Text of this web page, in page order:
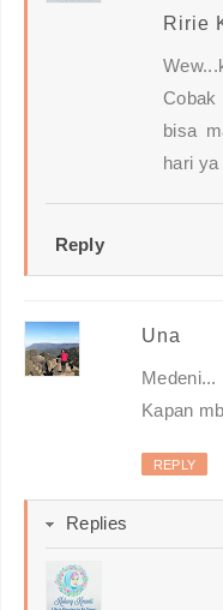
Ririe
Cobak
bisa
hari ya
Reply
Una
Medeni...
Kapan
REPLY
Replies